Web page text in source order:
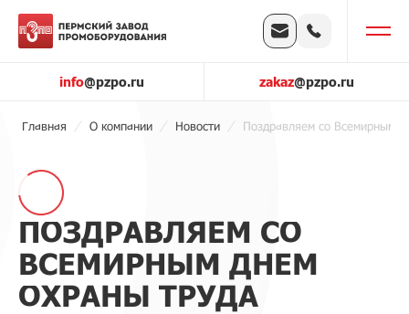
info@pzpo.ru zakaz@pzpo.ru
Главная О компании Новости Поздравляем со Всемирным
ПОЗДРАВЛЯЕМ СО
ВСЕМИРНЫМ ДНЕМ
ОХРАНЫ ТРУДА